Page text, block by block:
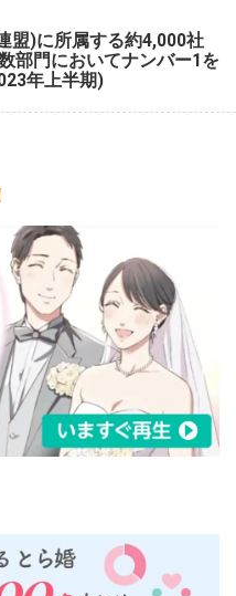
盟)に所属する約4,000社
部門においてナンバー1を
年上半期)